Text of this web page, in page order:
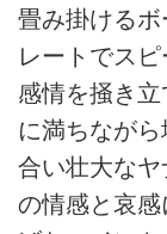
畳み掛けるボ
レートでスピ
感情を掻き
に満ちなが
合い壮大な
の情感と哀感